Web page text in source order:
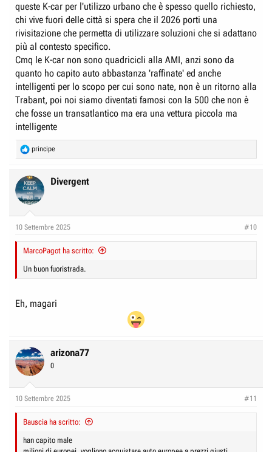
queste K-car per l'utilizzo urbano che è spesso quello richiesto,
chi vive fuori delle città si spera che il 2026 porti una
rivisitazione che permetta di utilizzare soluzioni che si adattano
più al contesto specifico.
Cmq le K-car non sono quadricicli alla AMI, anzi sono da
quanto ho capito auto abbastanza 'raffinate' ed anche
intelligenti per lo scopo per cui sono nate, non è un ritorno alla
Trabant, poi noi siamo diventati famosi con la 500 che non è
che fosse un transatlantico ma era una vettura piccola ma
intelligente
R
e
c
t
i
s
principe
Divergent
10 Settembre 2025 #10
MarcoPagot ha scritto:
Un buon fuoristrada.
Eh, magari
arizona77
0
10 Settembre 2025 #11
Bauscia ha scritto:
han capito male